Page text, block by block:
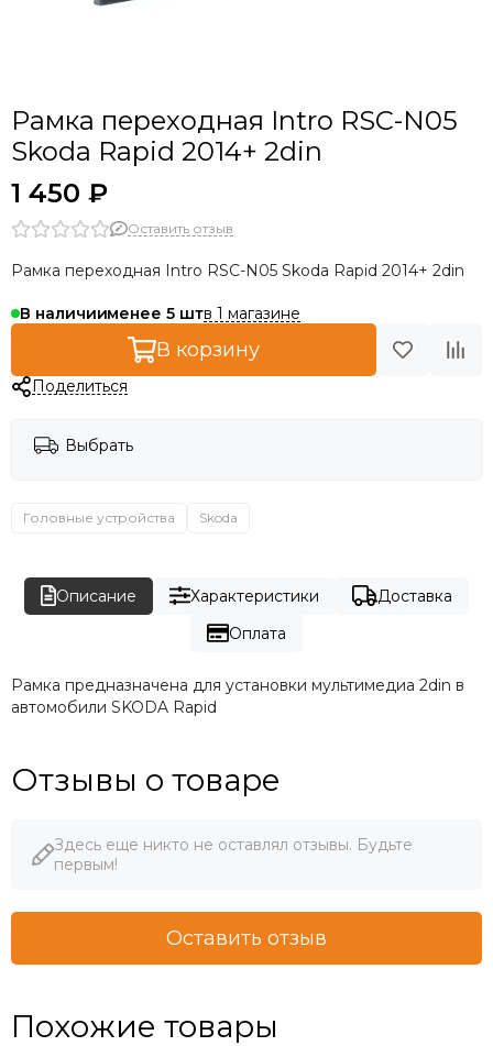
Toyota
UAZ
Универсальные
Рамка переходная Intro RSC-N05
Skoda Rapid 2014+ 2din
1 450 ₽
Оставить отзыв
Рамка переходная Intro RSC-N05 Skoda Rapid 2014+ 2din
В наличиименее 5 в 1 магазине
В корзину
Поделиться
Выбрать
Головные устройства Skoda
Описание Характеристики
Доставка
Оплата
Рамка предназначена для установки мультимедиа 2din в
автомобили SKODA Rapid
Отзывы о товаре
Здесь еще никто не оставлял отзывы. Будьте
первым!
Оставить отзыв
Похожие товары